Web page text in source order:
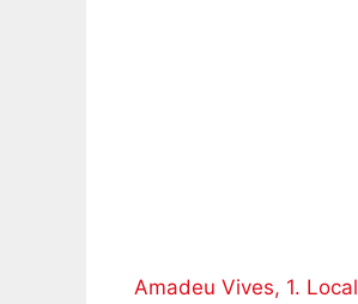
Amadeu Vives, 1. Local